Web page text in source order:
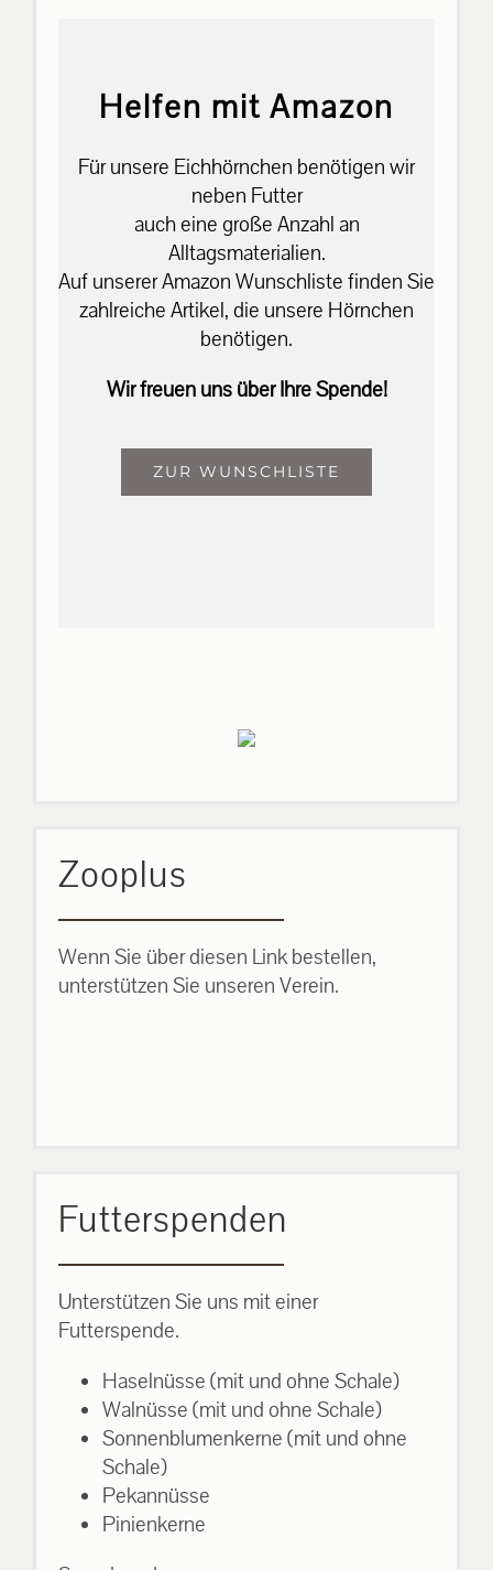
Helfen mit Amazon
Für unsere Eichhörnchen benötigen wir
neben Futter
auch eine große Anzahl an
Alltagsmaterialien.
Auf unserer Amazon Wunschliste finden Sie
zahlreiche Artikel, die unsere Hörnchen
benötigen.
Wir freuen uns über Ihre Spende!
ZUR WUNSCHLISTE
Zooplus
Wenn Sie über diesen Link bestellen,
unterstützen Sie unseren Verein.
Futterspenden
Unterstützen Sie uns mit einer
Futterspende.
Haselnüsse (mit und ohne Schale)
Walnüsse (mit und ohne Schale)
Sonnenblumenkerne (mit und ohne
Schale)
Pekannüsse
Pinienkerne